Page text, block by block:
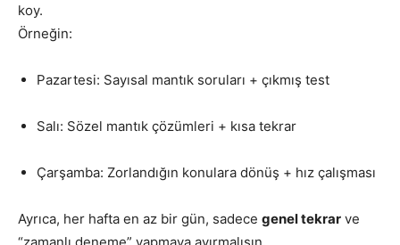
koy.
Örneğin:
Pazartesi: Sayısal mantık soruları + çıkmış test
Salı: Sözel mantık çözümleri + kısa tekrar
Çarşamba: Zorlandığın konulara dönüş + hız çalışması
Ayrıca, her hafta en az bir gün, sadece genel tekrar ve